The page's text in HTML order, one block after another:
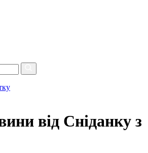
від Сніданку з